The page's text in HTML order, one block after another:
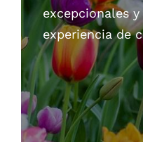
excepcionales
experiencia de